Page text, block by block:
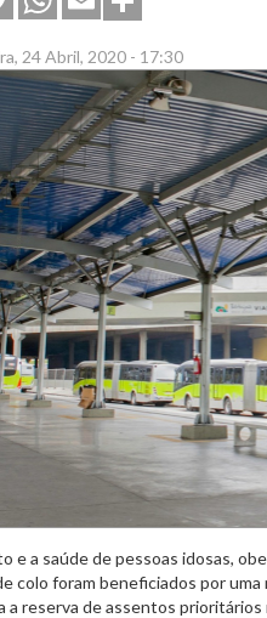
24 Abril, 2020 - 17:30
e a saúde de pessoas idosas,
colo foram beneficiados por
a reserva de assentos